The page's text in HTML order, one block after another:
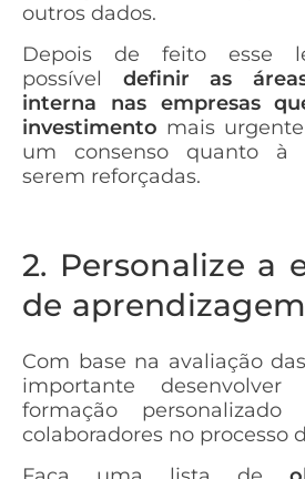
outros dados.
Depois de feito esse
possível definir as
interna nas empresas
investimento mais
um consenso quanto à
serem reforçadas.
2. Personalize a
de aprendizagem
Com base na avaliação
importante
formação
colaboradores no processo